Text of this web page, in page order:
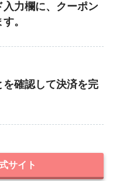
力欄に、クーポン
。
確認して決済を完
サイト